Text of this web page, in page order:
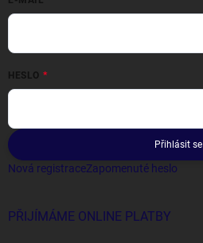
HESLO
Přihlásit se
Nová registraceZapomenuté heslo
PŘIJÍMÁME ONLINE PLATBY